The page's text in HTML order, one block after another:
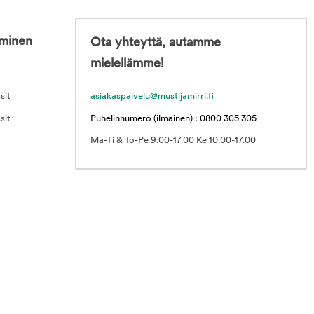
Ota yhteyttä, autamme
mielellämme!
asiakaspalvelu@mustijamirri.fi
Puhelinnumero (ilmainen) : 0800 305 305
Ma-Ti & To-Pe 9.00-17.00 Ke 10.00-17.00